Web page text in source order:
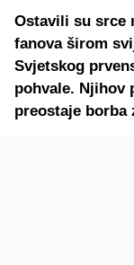
Ostavili su srce
fanova širom
Svjetskog
pohvale. Njihov
preostaje borba